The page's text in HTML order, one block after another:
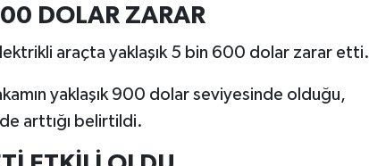
DOLAR ZARAR
araçta yaklaşık 5 bin 600 dolar zarar etti.
yaklaşık 900 dolar seviyesinde olduğu,
arttığı belirtildi.